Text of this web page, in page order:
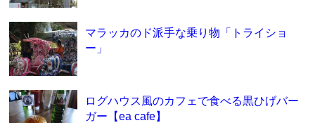
マラッカのド派手な乗り物「トライショ
ー」
ログハウス風のカフェで食べる黒ひげバー
ガー【ea cafe】